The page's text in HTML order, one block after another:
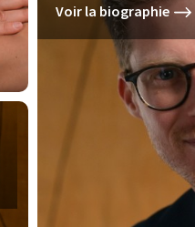
Voir la biographie